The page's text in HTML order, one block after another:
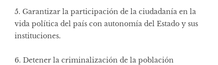
5. Garantizar la participación de la ciudadanía en la
vida política del país con autonomía del Estado y sus
instituciones.
6. Detener la criminalización de la población